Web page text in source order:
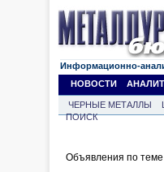
Информационно-
НОВОСТИ
ЧЕРНЫЕ МЕТАЛЛЫ
ПОИСК
Объявления по